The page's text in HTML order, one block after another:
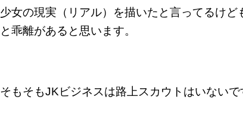
少女の現実（リアル）を描いたと言ってるけど
と乖離があると思います。
そもそもJKビジネスは路上スカウトはいないで